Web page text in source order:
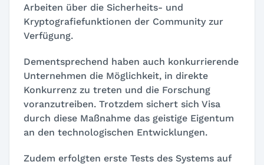
Arbeiten über die Sicherheits- und
Kryptografiefunktionen der Community zur
Verfügung.
Dementsprechend haben auch konkurrierende
Unternehmen die Möglichkeit, in direkte
Konkurrenz zu treten und die Forschung
voranzutreiben. Trotzdem sichert sich Visa
durch diese Maßnahme das geistige Eigentum
an den technologischen Entwicklungen.
Zudem erfolgten erste Tests des Systems auf